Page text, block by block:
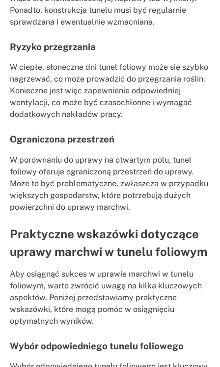
Ponadto, konstrukcja tunelu musi być regularnie
sprawdzana i ewentualnie wzmacniana.
Ryzyko przegrzania
W ciepłe, słoneczne dni tunel foliowy może się szybko
nagrzewać, co może prowadzić do przegrzania roślin.
Konieczne jest więc zapewnienie odpowiedniej
wentylacji, co może być czasochłonne i wymagać
dodatkowych nakładów pracy.
Ograniczona przestrzeń
W porównaniu do uprawy na otwartym polu, tunel
foliowy oferuje ograniczoną przestrzeń do uprawy.
Może to być problematyczne, zwłaszcza w przypadku
większych gospodarstw, które potrzebują dużych
powierzchni do uprawy marchwi.
Praktyczne wskazówki dotyczące
uprawy marchwi w tunelu foliowym
Aby osiągnąć sukces w uprawie marchwi w tunelu
foliowym, warto zwrócić uwagę na kilka kluczowych
aspektów. Poniżej przedstawiamy praktyczne
wskazówki, które mogą pomóc w osiągnięciu
optymalnych wyników.
Wybór odpowiedniego tunelu foliowego